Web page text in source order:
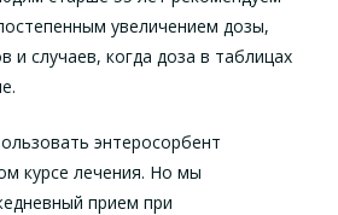
увеличением дозы,
и случаев, когда доза в таблицах
энтеросорбент
курсе лечения. Но мы
прием при